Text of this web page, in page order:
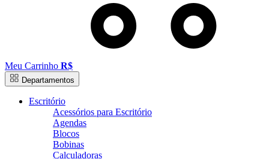
Meu Carrinho R$
Departamentos
Escritório
Acessórios para Escritório
Agendas
Blocos
Bobinas
Calculadoras